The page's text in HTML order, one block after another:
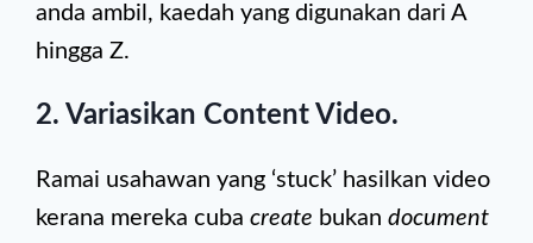
anda ambil, kaedah yang digunakan dari A
hingga Z.
2. Variasikan Content Video.
Ramai usahawan yang ‘stuck’ hasilkan video
kerana mereka cuba create bukan document